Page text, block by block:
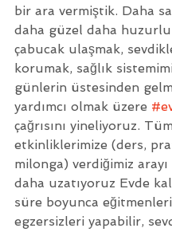
bir ara vermiştik. Daha
daha güzel daha
çabucak ulaşmak,
korumak, sağlık
günlerin üstesinden
yardımcı olmak üzere
çağrısını yineliyoruz.
etkinliklerimize (ders,
milonga) verdiğimiz
daha uzatıyoruz Evde
süre boyunca
egzersizleri yapabilir,